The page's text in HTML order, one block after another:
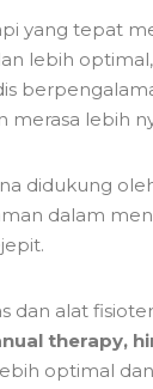
yang tepat
lebih
lebih
didukung
dalam
dan alat
therapy,
optimal